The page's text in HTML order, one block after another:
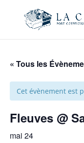
« Tous les
Cet évènement est
Fleuves @
mai 24